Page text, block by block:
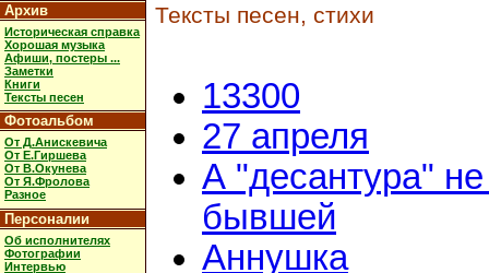
Архив
Историческая справка
Хорошая музыка
Афиши, постеры ...
Заметки
Книги
Тексты песен
Фотоальбом
От Д.Анискевича
От Е.Гиршева
От В.Окунева
От Я.Фролова
Разное
Персоналии
Об исполнителях
Фотографии
Интервью
Тексты песен, стихи
13300
27 апреля
А "десантура"
бывшей
Аннушка